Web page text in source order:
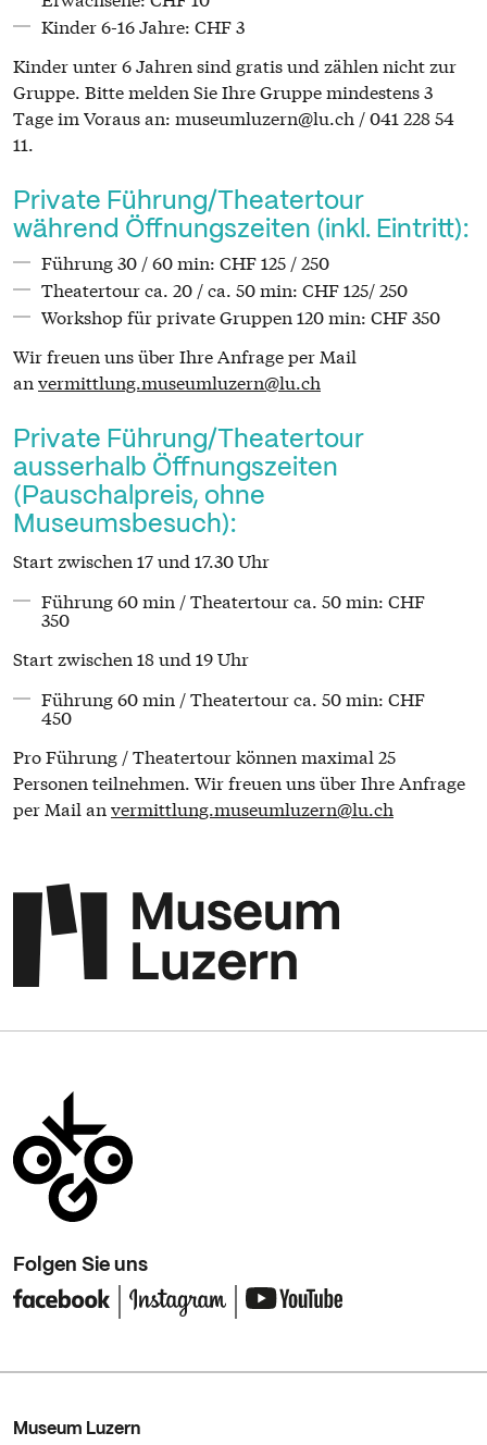
Kinder 6-16 Jahre: CHF 3
Kinder unter 6 Jahren sind gratis und zählen nicht zur
Gruppe. Bitte melden Sie Ihre Gruppe mindestens 3
Tage im Voraus an: museumluzern@lu.ch / 041 228 54
11.
Private Führung/Theatertour
während Öffnungszeiten (inkl. Eintritt):
Führung 30 / 60 min: CHF 125 / 250
Theatertour ca. 20 / ca. 50 min: CHF 125/ 250
Workshop für private Gruppen 120 min: CHF 350
Wir freuen uns über Ihre Anfrage per Mail
an vermittlung.museumluzern@lu.ch
Private Führung/Theatertour
ausserhalb Öffnungszeiten
(Pauschalpreis, ohne
Museumsbesuch):
Start zwischen 17 und 17.30 Uhr
Führung 60 min / Theatertour ca. 50 min: CHF
350
Start zwischen 18 und 19 Uhr
Führung 60 min / Theatertour ca. 50 min: CHF
450
Pro Führung / Theatertour können maximal 25
Personen teilnehmen. Wir freuen uns über Ihre Anfrage
per Mail an vermittlung.museumluzern@lu.ch
Folgen Sie uns
Museum Luzern